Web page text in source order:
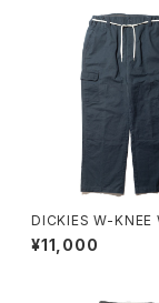
DICKIES W-KNEE
NT NBD CUSTOM
¥11,000